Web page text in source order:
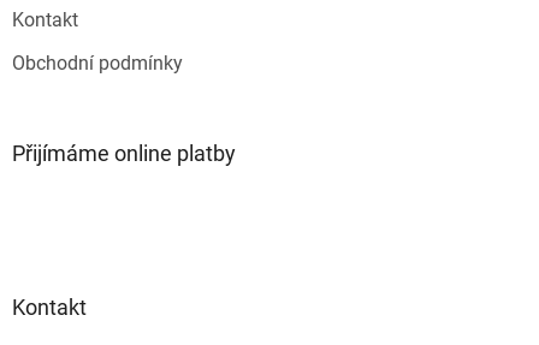
Kontakt
Obchodní podmínky
Přijímáme online platby
Kontakt